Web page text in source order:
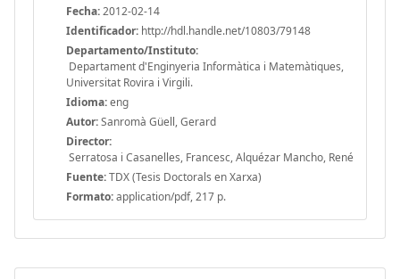
Fecha:2012-02-14
Identificador: http://hdl.handle.net/10803/79148
Departamento/Instituto:
Departament d'Enginyeria Informàtica i Matemàtiques,
Universitat Rovira i Virgili.
Idioma:eng
Autor:Sanromà Güell, Gerard
Director:
Serratosa i Casanelles, Francesc, Alquézar Mancho, René
Fuente:TDX (Tesis Doctorals en Xarxa)
Formato:application/pdf, 217 p.